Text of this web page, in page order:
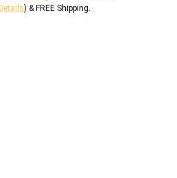
Details) & FREE Shipping.